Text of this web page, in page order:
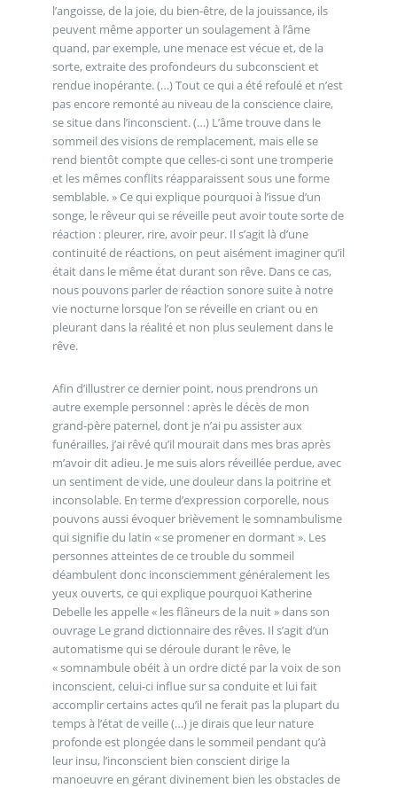
l’angoisse, de la joie, du bien-être, de la jouissance, ils
peuvent même apporter un soulagement à l’âme
quand, par exemple, une menace est vécue et, de la
sorte, extraite des profondeurs du subconscient et
rendue inopérante. (…) Tout ce qui a été refoulé et n’est
pas encore remonté au niveau de la conscience claire,
se situe dans l’inconscient. (…) L’âme trouve dans le
sommeil des visions de remplacement, mais elle se
rend bientôt compte que celles-ci sont une tromperie
et les mêmes conflits réapparaissent sous une forme
semblable. » Ce qui explique pourquoi à l’issue d’un
songe, le rêveur qui se réveille peut avoir toute sorte de
réaction : pleurer, rire, avoir peur. Il s’agit là d’une
continuité de réactions, on peut aisément imaginer qu’il
était dans le même état durant son rêve. Dans ce cas,
nous pouvons parler de réaction sonore suite à notre
vie nocturne lorsque l’on se réveille en criant ou en
pleurant dans la réalité et non plus seulement dans le
rêve.
Afin d’illustrer ce dernier point, nous prendrons un
autre exemple personnel : après le décès de mon
grand-père paternel, dont je n’ai pu assister aux
funérailles, j’ai rêvé qu’il mourait dans mes bras après
m’avoir dit adieu. Je me suis alors réveillée perdue, avec
un sentiment de vide, une douleur dans la poitrine et
inconsolable. En terme d’expression corporelle, nous
pouvons aussi évoquer brièvement le somnambulisme
qui signifie du latin « se promener en dormant ». Les
personnes atteintes de ce trouble du sommeil
déambulent donc inconsciemment généralement les
yeux ouverts, ce qui explique pourquoi Katherine
Debelle les appelle « les flâneurs de la nuit » dans son
ouvrage Le grand dictionnaire des rêves. Il s’agit d’un
automatisme qui se déroule durant le rêve, le
« somnambule obéit à un ordre dicté par la voix de son
inconscient, celui-ci influe sur sa conduite et lui fait
accomplir certains actes qu’il ne ferait pas la plupart du
temps à l’état de veille (…) je dirais que leur nature
profonde est plongée dans le sommeil pendant qu’à
leur insu, l’inconscient bien conscient dirige la
manoeuvre en gérant divinement bien les obstacles de